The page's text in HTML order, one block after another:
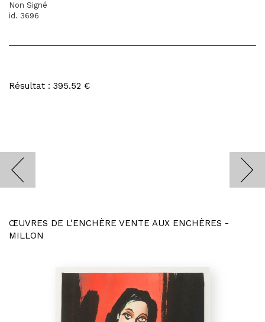
Non Signé
id. 3696
Résultat : 395.52 €
ŒUVRES DE L'ENCHÈRE VENTE AUX ENCHÈRES -
MILLON